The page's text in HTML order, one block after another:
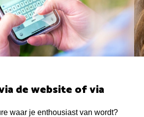
de website of via
waar je enthousiast van wordt?